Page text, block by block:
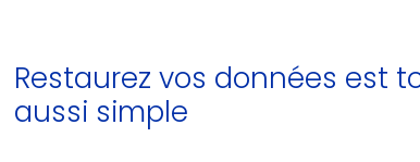
Restaurez vos données est
aussi simple